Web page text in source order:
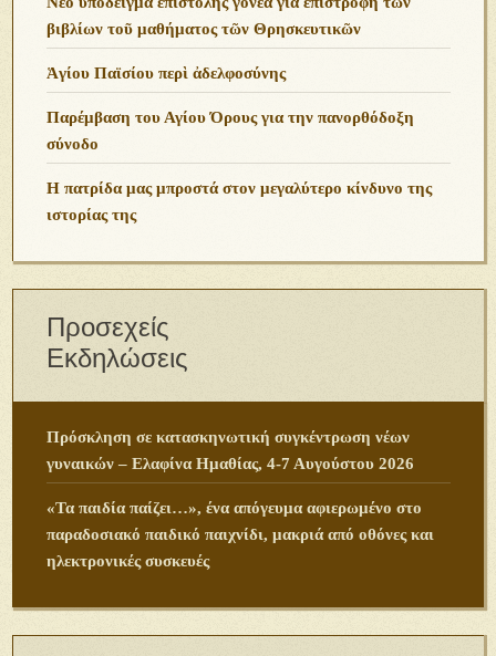
βιβλίων τοῦ μαθήματος τῶν Θρησκευτικῶν
Ἁγίου Παϊσίου περὶ ἀδελφοσύνης
Παρέμβαση του Αγίου Όρους για την πανορθόδοξη
σύνοδο
Η πατρίδα μας μπροστά στον μεγαλύτερο κίνδυνο της
ιστορίας της
Προσεχείς
Εκδηλώσεις
Πρόσκληση σε κατασκηνωτική συγκέντρωση νέων
γυναικών – Ελαφίνα Ημαθίας, 4-7 Αυγούστου 2026
«Τα παιδία παίζει…», ένα απόγευμα αφιερωμένο στο
παραδοσιακό παιδικό παιχνίδι, μακριά από οθόνες και
ηλεκτρονικές συσκευές